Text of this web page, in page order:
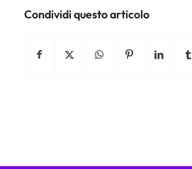
Condividi questo articolo